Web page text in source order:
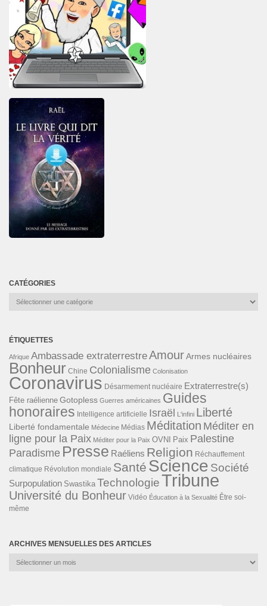
CATÉGORIES
Catégories
ÉTIQUETTES
Afrique Ambassade extraterrestreAmourArmes nucléaires
Bonheur Chine Colonialisme Colonisation
Coronavirus Désarmement nucléaire Extraterrestre(s)
Fête raélienne Gotopless Guerres américaines Guides
honoraires Intelligence artificielle Israël L'infini Liberté
Liberté fondamentale Médecine Médias Méditation Méditer en
ligne pour la Paix Méditer pour la Paix OVNI Paix Palestine
Paradisme Presse Raéliens Religion Réchauffement
climatique Révolution mondiale Santé Science Société
Surpopulation Swastika TechnologieTribune
Université du Bonheur Vidéo Éducation à la Sexualité Être soi-
même
ARCHIVES MENSUELLES DES ARTICLES
Archives